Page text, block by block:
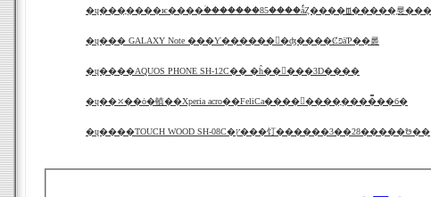
�ɥ��� GALAXY Note ���Ƴ������󤸤�ʤ����ȻפäƤ��롪
�ɥ����AQUOS PHONE SH-12C�� �ĥ��󥫥���3D����
�ɥ��⤫��ȯ�䡩��Xperia acro��FeliCa����󥻥����ֳ����̿��б�
�ɥ����TOUCH WOOD SH-08C�ץ���饤������3��28�����ᳫ��